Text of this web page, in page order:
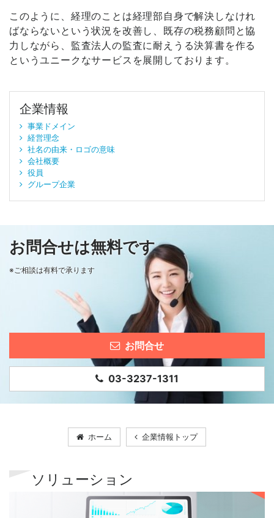
このように、経理のことは経理部自身で解決しなけれ
ばならないという状況を改善し、既存の税務顧問と協
力しながら、監査法人の監査に耐えうる決算書を作る
というユニークなサービスを展開しております。
企業情報
事業ドメイン
経営理念
社名の由来・ロゴの意味
会社概要
役員
グループ企業
お問合せは無料です
※ご相談は有料で承ります
お問合せ
03-3237-1311
ホーム 企業情報トップ
ソリューション